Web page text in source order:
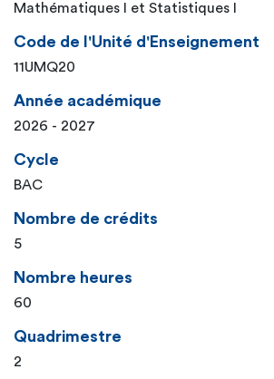
Mathématiques I et Statistiques I
Code de l'Unité d'Enseignement
11UMQ20
Année académique
2026 - 2027
Cycle
BAC
Nombre de crédits
5
Nombre heures
60
Quadrimestre
2